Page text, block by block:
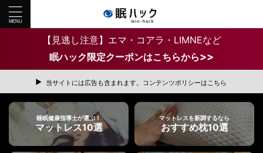
【見逃し注意】エマ・コアラ・LIMNEなど
眠ハック限定クーポンはこちらから>>
当サイトには広告も含まれます。コンテンツポリシーはこちら
睡眠健康指導士が選ぶ！
マットレス10選
マットレスを新調するなら
おすすめ枕10選